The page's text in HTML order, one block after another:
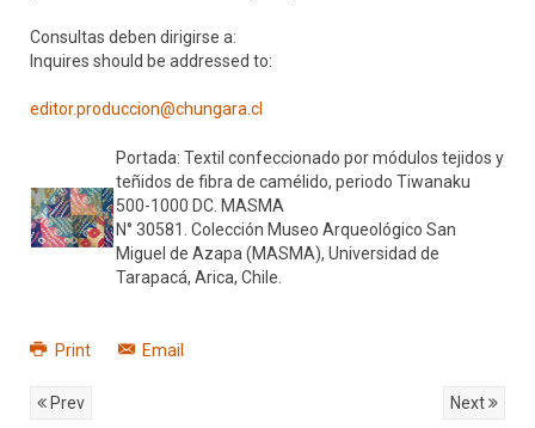
Consultas deben dirigirse a:
Inquires should be addressed to:
editor.produccion@chungara.cl
Portada: Textil confeccionado por módulos tejidos y
teñidos de fibra de camélido, periodo Tiwanaku
500-1000 DC. MASMA
N° 30581. Colección Museo Arqueológico San
Miguel de Azapa (MASMA), Universidad de
Tarapacá, Arica, Chile.
Print Email
Prev Next